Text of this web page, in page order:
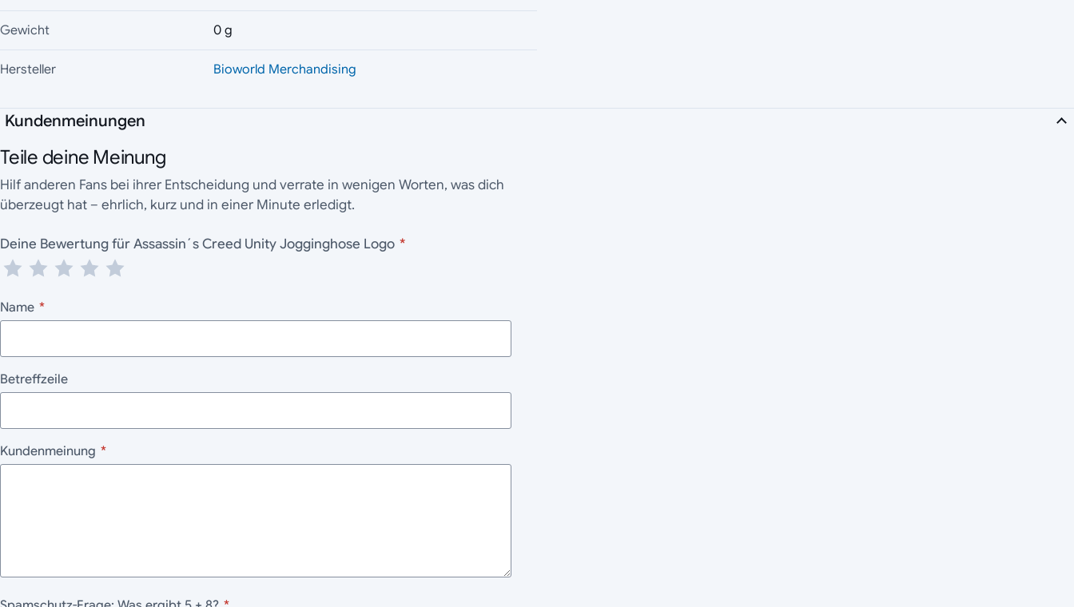
Gewicht 0 g
Hersteller Bioworld Merchandising
Kundenmeinungen
Teile deine Meinung
Hilf anderen Fans bei ihrer Entscheidung und verrate in wenigen Worten, was dich
überzeugt hat – ehrlich, kurz und in einer Minute erledigt.
Deine Bewertung für Assassin´s Creed Unity Jog­ging­ho­se Logo *
Name *
Betreffzeile
Kundenmeinung *